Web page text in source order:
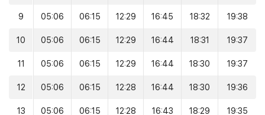
9 05:06 06:15 12:29 16:45 18:32 19:38
10 05:06 06:15 12:29 16:44 18:31 19:37
11 05:06 06:15 12:29 16:44 18:30 19:37
12 05:06 06:15 12:28 16:44 18:30 19:36
13 05:06 06:15 12:28 16:43 18:29 19:35